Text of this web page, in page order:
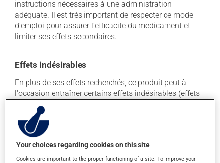
instructions nécessaires à une administration
adéquate. Il est très important de respecter ce mode
d'emploi pour assurer l'efficacité du médicament et
limiter ses effets secondaires.
Effets indésirables
En plus de ses effets recherchés, ce produit peut à
l'occasion entraîner certains effets indésirables (effets
secondaires), notamment :
il peut causer des étourdissements - levez-vous
lentement et soyez prudent avant de prendre le
volant;
il peut causer une rougeur au visage;
Your choices regarding cookies on this site
Cookies are important to the proper functioning of a site. To improve your